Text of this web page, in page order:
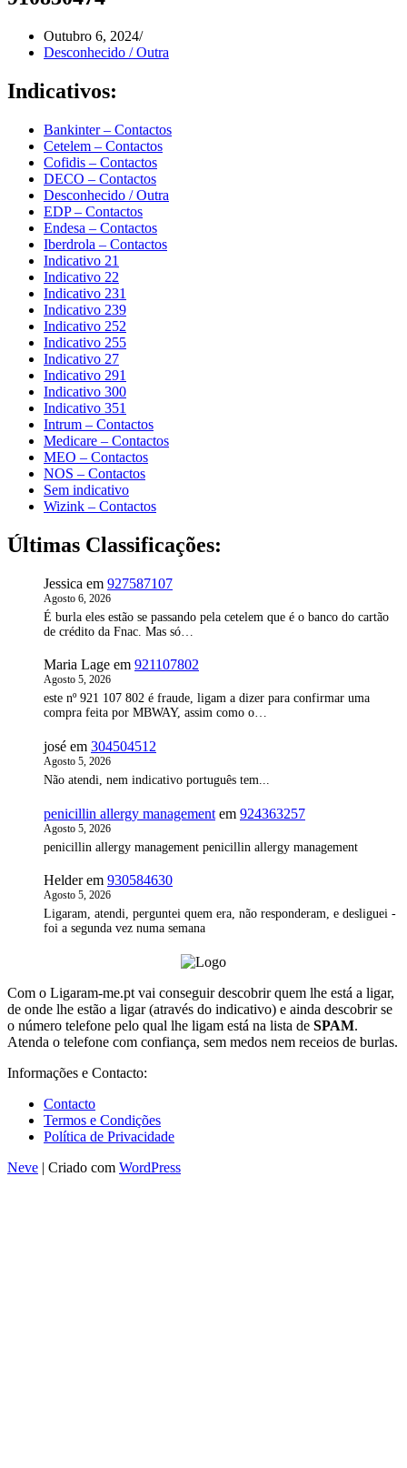
Outubro 6, 2024
Desconhecido / Outra
Indicativos:
Bankinter – Contactos
Cetelem – Contactos
Cofidis – Contactos
DECO – Contactos
Desconhecido / Outra
EDP – Contactos
Endesa – Contactos
Iberdrola – Contactos
Indicativo 21
Indicativo 22
Indicativo 231
Indicativo 239
Indicativo 252
Indicativo 255
Indicativo 27
Indicativo 291
Indicativo 300
Indicativo 351
Intrum – Contactos
Medicare – Contactos
MEO – Contactos
NOS – Contactos
Sem indicativo
Wizink – Contactos
Últimas Classificações:
Jessica em 927587107
Agosto 6, 2026
É burla eles estão se passando pela cetelem que é o banco do cartão
de crédito da Fnac. Mas só…
Maria Lage em 921107802
Agosto 5, 2026
este nº 921 107 802 é fraude, ligam a dizer para confirmar uma
compra feita por MBWAY, assim como o…
josé em 304504512
Agosto 5, 2026
Não atendi, nem indicativo português tem...
penicillin allergy management em 924363257
Agosto 5, 2026
penicillin allergy management penicillin allergy management
Helderem 930584630
Agosto 5, 2026
Ligaram, atendi, perguntei quem era, não responderam, e desliguei -
foi a segunda vez numa semana
Com o Ligaram-me.pt vai conseguir descobrir quem lhe está a ligar,
de onde lhe estão a ligar (através do indicativo) e ainda descobrir se
o número telefone pelo qual lhe ligam está na lista de SPAM.
Atenda o telefone com confiança, sem medos nem receios de burlas.
Informações e Contacto:
Contacto
Termos e Condições
Política de Privacidade
Neve | Criado com WordPress